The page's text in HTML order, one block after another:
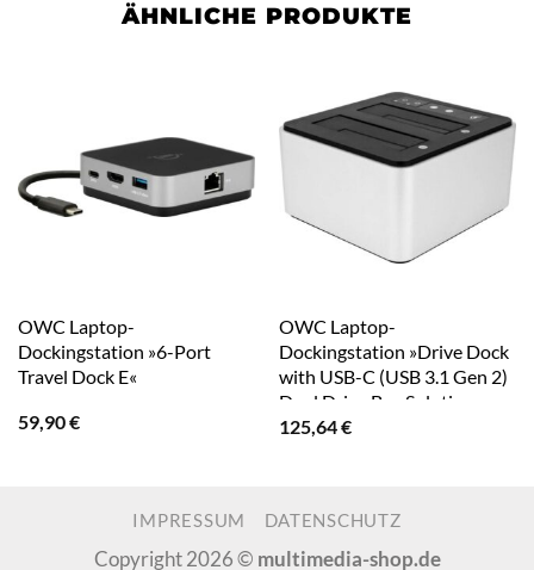
ÄHNLICHE PRODUKTE
OWC Laptop-
Dockingstation »6-Port
Travel Dock E«
59,90€
OWC Laptop-
Dockingstation »Drive Dock
with USB-C (USB 3.1 Gen 2)
Dual Drive Bay Solution«
125,64€
IMPRESSUM DATENSCHUTZ
Copyright 2026 © multimedia-shop.de